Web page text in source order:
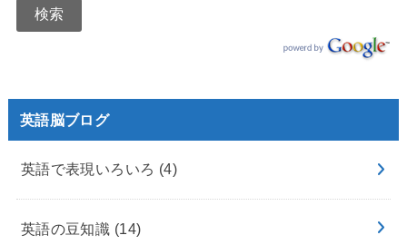
英語脳ブログ
英語で表現いろいろ (4)
英語の豆知識 (14)